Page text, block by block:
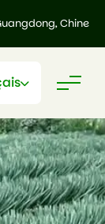
Chine